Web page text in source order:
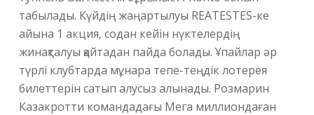
табылады. Күйдің жаңартылуы REATESTES-ке
айына 1 акция, содан кейін нүктелердің
жинақталуы қайтадан пайда болады. Ұпайлар әр
түрлі клубтарда мұнара тепе-теңдік лотерея
билеттерін сатып алусыз алынады. Розмарин
Казакротти командадағы Мега миллиондаған